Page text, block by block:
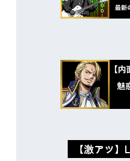
【激アツ